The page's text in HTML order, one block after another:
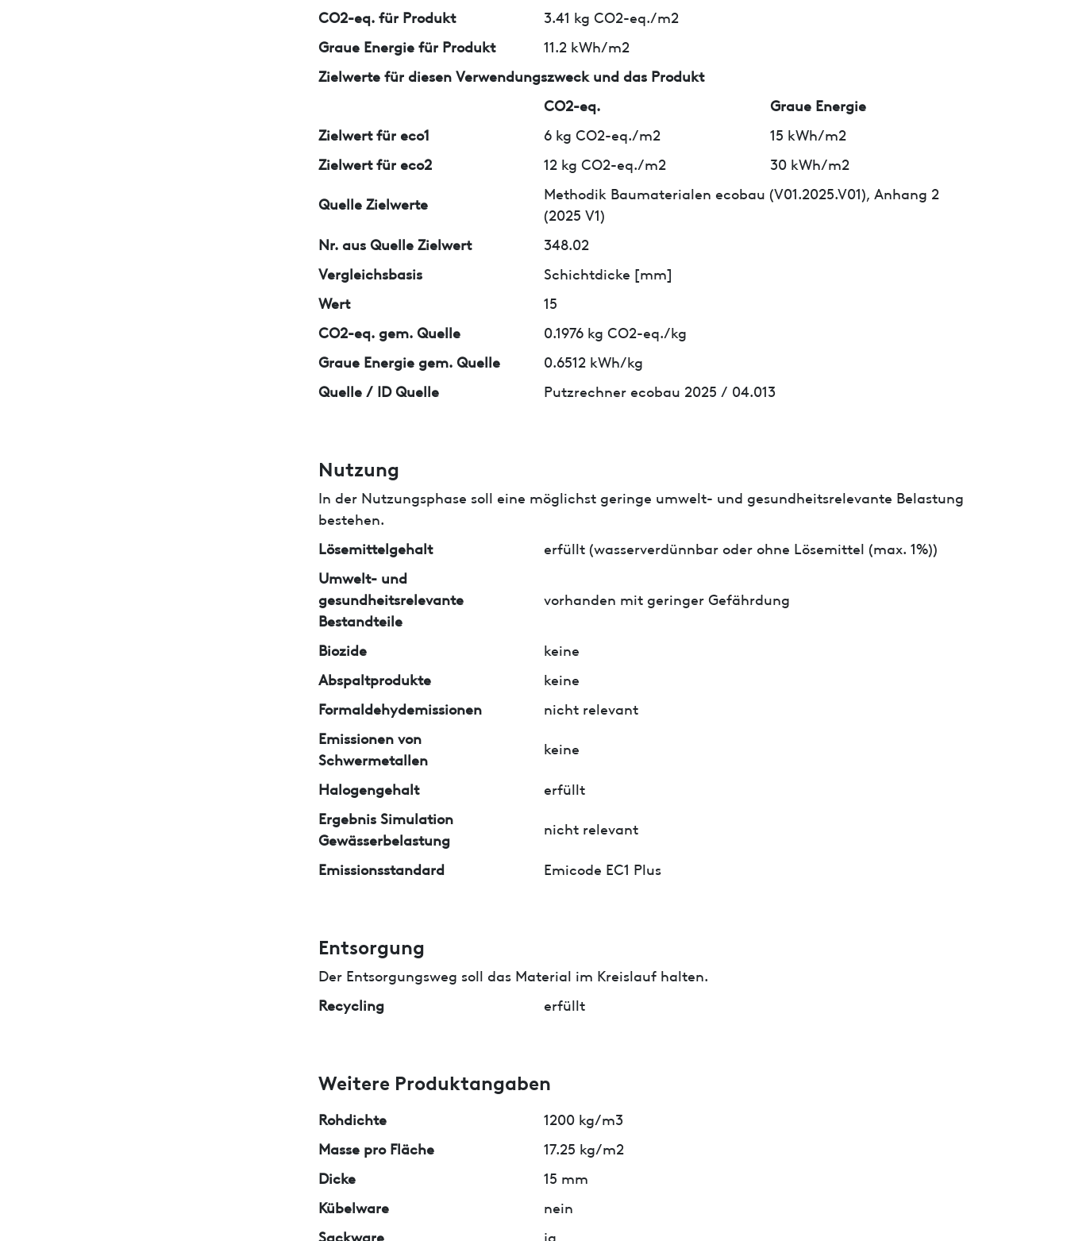
CO2-eq. für Produkt
3.41 kg CO2-eq./m2
Graue Energie für Produkt
11.2 kWh/m2
Zielwerte für diesen Verwendungszweck und das Produkt
CO2-eq.
Graue Energie
Zielwert für eco1
6 kg CO2-eq./m2
15 kWh/m2
Zielwert für eco2
12 kg CO2-eq./m2 30 kWh/m2
Quelle Zielwerte
Methodik Baumaterialen ecobau (V01.2025.V01), Anhang 2
(2025 V1)
Nr. aus Quelle Zielwert
348.02
Vergleichsbasis
Schichtdicke [mm]
Wert
15
CO2-eq. gem. Quelle
0.1976 kg CO2-eq./kg
Graue Energie gem. Quelle
0.6512 kWh/kg
Quelle / ID Quelle
Putzrechner ecobau 2025 / 04.013
Nutzung
In der Nutzungsphase soll eine möglichst geringe umwelt- und gesundheitsrelevante Belastung
bestehen.
Lösemittelgehalt
erfüllt (wasserverdünnbar oder ohne Lösemittel (max. 1%))
Umwelt- und
gesundheitsrelevante
Bestandteile
vorhanden mit geringer Gefährdung
Biozide
keine
Abspaltprodukte
keine
Formaldehydemissionen
nicht relevant
Emissionen von
Schwermetallen
keine
Halogengehalt
erfüllt
Ergebnis Simulation
Gewässerbelastung
nicht relevant
Emissionsstandard Emicode EC1 Plus
Entsorgung
Der Entsorgungsweg soll das Material im Kreislauf halten.
Recycling
erfüllt
Weitere Produktangaben
Rohdichte
1200 kg/m3
Masse pro Fläche
17.25 kg/m2
Dicke
15 mm
Kübelware
nein
Sackware
ja